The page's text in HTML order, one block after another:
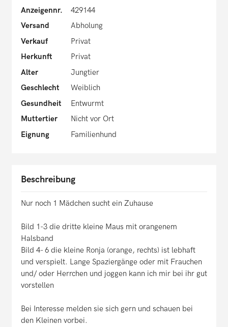
Anzeigennr.
429144
Versand
Abholung
Verkauf
Privat
Herkunft
Privat
Alter
Jungtier
Geschlecht
Weiblich
Gesundheit
Entwurmt
Muttertier
Nicht vor Ort
Eignung
Familienhund
Beschreibung
Nur noch 1 Mädchen sucht ein Zuhause
Bild 1-3 die dritte kleine Maus mit orangenem
Halsband
Bild 4- 6 die kleine Ronja (orange, rechts) ist lebhaft
und verspielt. Lange Spaziergänge oder mit Frauchen
und/ oder Herrchen und joggen kann ich mir bei ihr gut
vorstellen
Bei Interesse melden sie sich gern und schauen bei
den Kleinen vorbei.